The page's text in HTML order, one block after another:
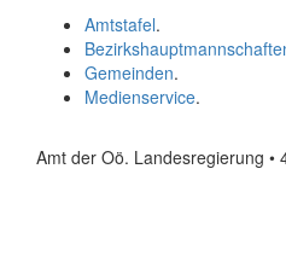
Amtstafel.
Gemeinden.
Medienservice.
Amt der Oö. Landesregierung •